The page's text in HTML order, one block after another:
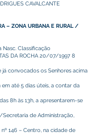
CAVALCANTE
– ZONA URBANA E RURAL /
Nasc. Classificação
DA ROCHA 20/07/1997 8
já convocados os Senhores acima
até 5 dias úteis, a contar da
8h às 13h, a apresentarem-se
de Administração,
146 – Centro, na cidade de